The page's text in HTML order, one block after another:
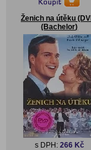
Ženich na útěku
(Bachelor)
s DPH: 266 Kč